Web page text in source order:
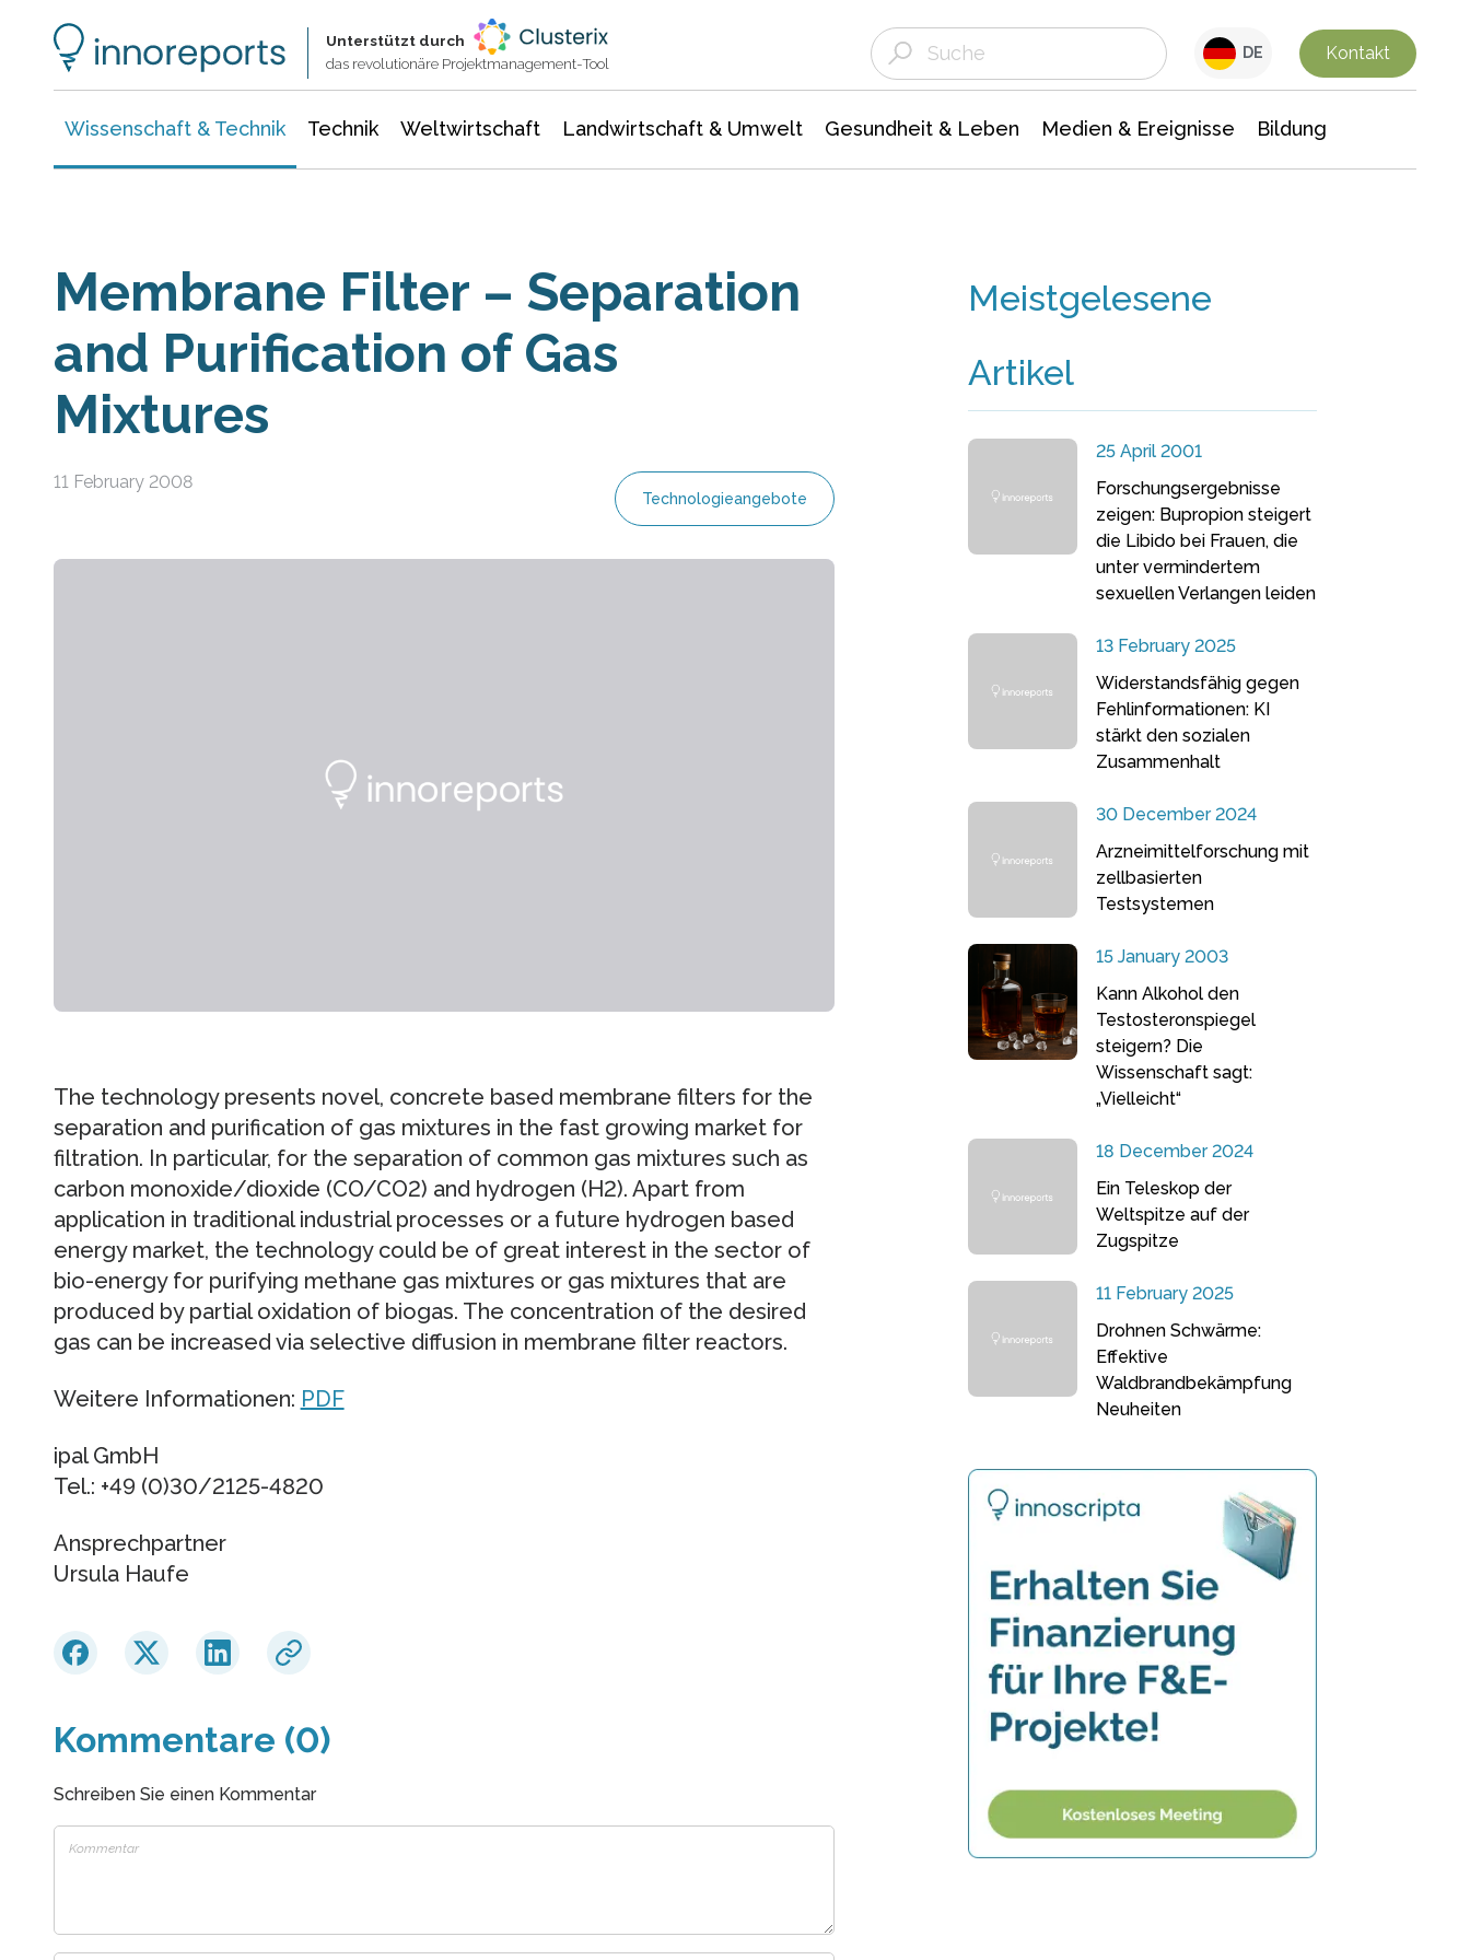
Unterstützt durch
das revolutionäre Projektmanagement-Tool
DE Kontakt
Wissenschaft & Technik Technik Weltwirtschaft Landwirtschaft & Umwelt Gesundheit & Leben Medien & Ereignisse Bildung
Membrane Filter – Separation
and Purification of Gas
Mixtures
11 February 2008
Technologieangebote
The technology presents novel, concrete based membrane filters for the
separation and purification of gas mixtures in the fast growing market for
filtration. In particular, for the separation of common gas mixtures such as
carbon monoxide/dioxide (CO/CO2) and hydrogen (H2). Apart from
application in traditional industrial processes or a future hydrogen based
energy market, the technology could be of great interest in the sector of
bio-energy for purifying methane gas mixtures or gas mixtures that are
produced by partial oxidation of biogas. The concentration of the desired
gas can be increased via selective diffusion in membrane filter reactors.
Weitere Informationen: PDF
ipal GmbH
Tel.: +49 (0)30/2125-4820
Ansprechpartner
Ursula Haufe
Kommentare (0)
Schreiben Sie einen Kommentar
Meistgelesene
Artikel
25 April 2001
Forschungsergebnisse
zeigen: Bupropion steigert
die Libido bei Frauen, die
unter vermindertem
sexuellen Verlangen leiden
13 February 2025
Widerstandsfähig gegen
Fehlinformationen: KI
stärkt den sozialen
Zusammenhalt
30 December 2024
Arzneimittelforschung mit
zellbasierten
Testsystemen
15 January 2003
Kann Alkohol den
Testosteronspiegel
steigern? Die
Wissenschaft sagt:
„Vielleicht“
18 December 2024
Ein Teleskop der
Weltspitze auf der
Zugspitze
11 February 2025
Drohnen Schwärme:
Effektive
Waldbrandbekämpfung
Neuheiten